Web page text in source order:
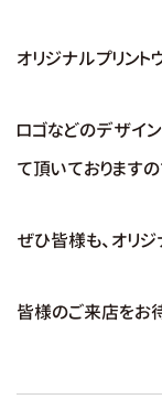
オリジナルプリン
ロゴなどのデザイ
て頂いております
ぜひ皆様も、オリ
皆様のご来店をお